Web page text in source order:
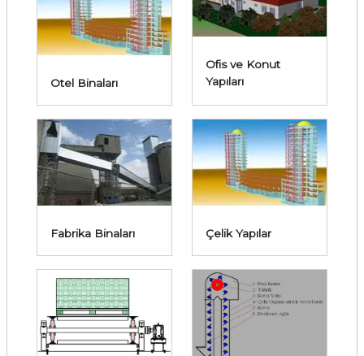
Otel Binaları
Ofis ve Konut
Yapıları
Fabrika Binaları Çelik Yapılar